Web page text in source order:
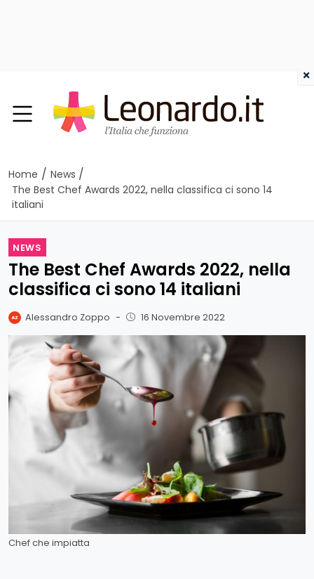
Home / News /
The Best Chef Awards 2022, nella classifica ci sono 14
italiani
NEWS
The Best Chef Awards 2022, nella
classifica ci sono 14 italiani
Alessandro Zoppo - 16 Novembre 2022
Chef che impiatta
×